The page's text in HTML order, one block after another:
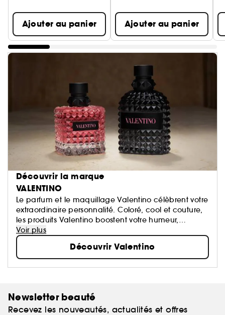
Ajouter au panier Ajouter au panier
Découvrir la marque
VALENTINO
Le parfum et le maquillage Valentino célèbrent votre
extraordinaire personnalité. Coloré, cool et couture,
les produits Valentino boostent votre humeur,
éveillent votre sensorialité et vous permettent
d’exprimer votre créativité.​
Valentino Beauty. De multiples façons d’être vous.​
Voir plus
Découvrir Valentino
Newsletter beauté
Recevez les nouveautés, actualités et offres